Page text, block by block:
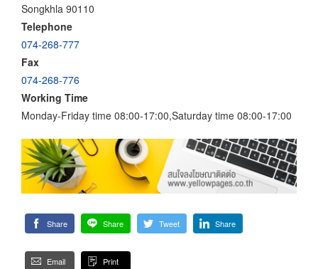
Songkhla 90110
Telephone
074-268-777
Fax
074-268-776
Working Time
Monday-Friday time 08:00-17:00,Saturday time 08:00-17:00
Share Share Tweet Share
Email Print